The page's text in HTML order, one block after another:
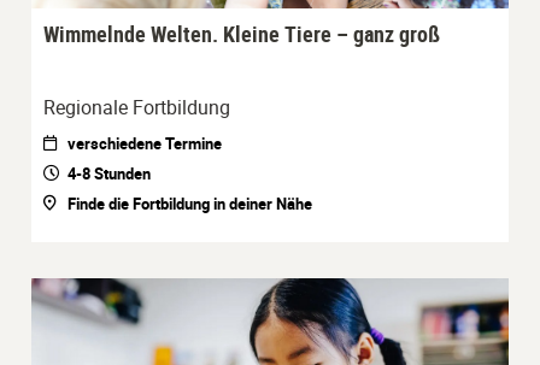
Wimmelnde Welten. Kleine Tiere – ganz groß
Regionale Fortbildung
verschiedene Termine
4-8 Stunden
Finde die Fortbildung in deiner Nähe